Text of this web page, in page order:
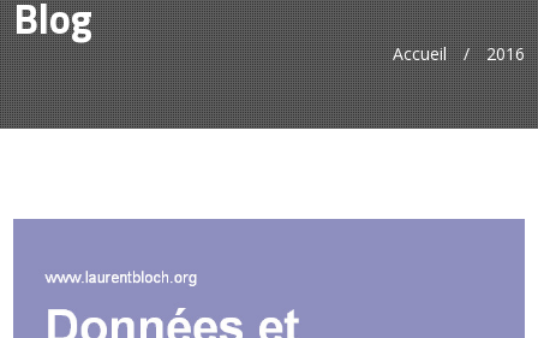
Blog
Accueil / 2016